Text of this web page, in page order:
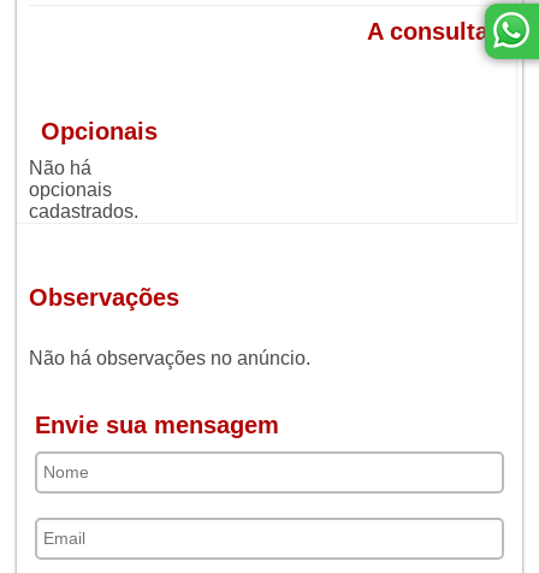
A consultar
Opcionais
Não há
opcionais
cadastrados.
Observações
Não há observações no anúncio.
Envie sua mensagem